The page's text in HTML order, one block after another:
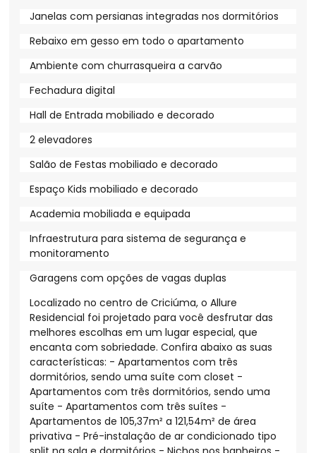
Janelas com persianas integradas nos dormitórios
Rebaixo em gesso em todo o apartamento
Ambiente com churrasqueira a carvão
Fechadura digital
Hall de Entrada mobiliado e decorado
2 elevadores
Salão de Festas mobiliado e decorado
Espaço Kids mobiliado e decorado
Academia mobiliada e equipada
Infraestrutura para sistema de segurança e
monitoramento
Garagens com opções de vagas duplas
Localizado no centro de Criciúma, o Allure
Residencial foi projetado para você desfrutar das
melhores escolhas em um lugar especial, que
encanta com sobriedade. Confira abaixo as suas
características: - Apartamentos com três
dormitórios, sendo uma suíte com closet -
Apartamentos com três dormitórios, sendo uma
suíte - Apartamentos com três suítes -
Apartamentos de 105,37m² a 121,54m² de área
privativa - Pré-instalação de ar condicionado tipo